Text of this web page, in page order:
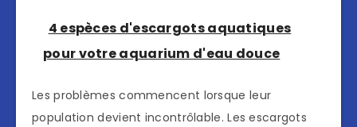
4 espèces d'escargots aquatiques
pour votre aquarium d'eau douce
Les problèmes commencent lorsque leur
population devient incontrôlable. Les escargots